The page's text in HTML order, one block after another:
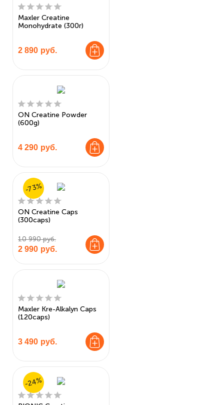
Maxler Creatine
Monohydrate (300г)
2 890 руб.
ON Creatine Powder
(600g)
4 290 руб.
ON Creatine Caps
(300caps)
10 990 руб.
2 990 руб.
-73%
Maxler Kre-Alkalyn Caps
(120caps)
3 490 руб.
-24%